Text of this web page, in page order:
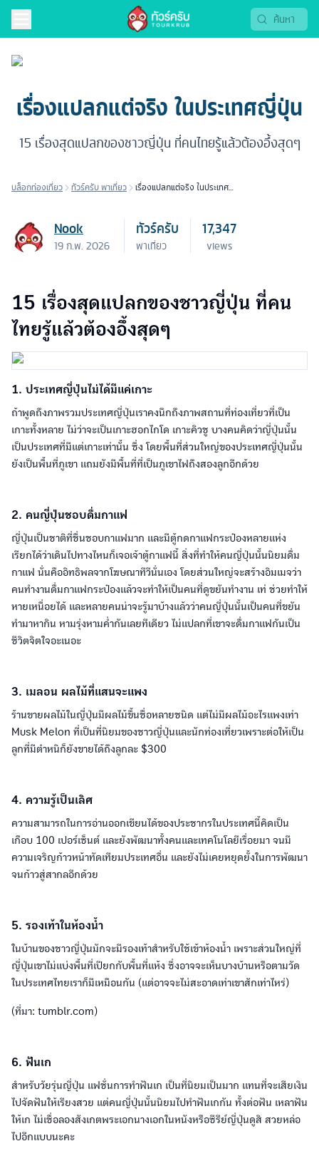
เรื่องแปลกแต่จริง ในประเทศญี่ปุ่น
15 เรื่องสุดแปลกของชาวญี่ปุ่น ที่คนไทยรู้แล้วต้องอึ้งสุดๆ
บล็อกท่องเที่ยว ทัวร์ครับ พาเที่ยว
เรื่องแปลกแต่จริง ในประเทศ
Nook
19 ก.พ. 2026
ทัวร์ครับ
พาเที่ยว
17,347
views
15 เรื่องสุดแปลกของชาวญี่ปุ่น ที่คน
ไทยรู้แล้วต้องอึ้งสุดๆ
1. ประเทศญี่ปุ่นไม่ได้มีแค่เกาะ
ถ้าพูดถึงภาพรวมประเทศญี่ปุ่นเราคงนึกถึงภาพสถานที่ท่องเที่ยวที่เป็น
เกาะทั้งหลาย ไม่ว่าจะเป็นเกาะฮอกไกโด เกาะคิวชู บางคนคิดว่าญี่ปุ่นนั้น
เป็นประเทศที่มีแต่เกาะเท่านั้น ซึ่ง โดยพื้นที่ส่วนใหญ่ของประเทศญี่ปุ่นนั้น
ยังเป็นพื้นที่ภูเขา แถมยังมีพื้นที่ที่เป็นภูเขาไฟถึงสองลูกอีกด้วย
2. คนญี่ปุ่นชอบดื่มกาแฟ
ญี่ปุ่นเป็นชาติที่ชื่นชอบกาแฟมาก และมีตู้กดกาแฟกระป๋องหลายแห่ง
เรียกได้ว่าเดินไปทางไหนก็เจอเจ้าตู้กาแฟนี้ สิ่งที่ทำให้คนญี่ปุ่นนั้นนิยมดื่ม
กาแฟ นั่นคืออิทธิพลจากโฆษณาทีวีนั่นเอง โดยส่วนใหญ่จะสร้างอิมเมจว่า
คนทำงานดื่มกาแฟกระป๋องแล้วจะทำให้เป็นคนที่ดูขยันทำงาน เท่ ช่วยทำให้
หายเหนื่อยได้ และหลายคนน่าจะรู้มาบ้างแล้วว่าคนญี่ปุ่นนั้นเป็นคนที่ขยัน
ทำมาหากิน หามรุ่งหามค่ำกันเลยทีเดียว ไม่แปลกที่เขาจะดื่มกาแฟกันเป็น
ชีวิตจิตใจอะเนอะ
3. เมลอน ผลไม้ที่แสนจะแพง
ร้านขายผลไม้ในญี่ปุ่นมีผลไม้ขึ้นชื่อหลายชนิด แต่ไม่มีผลไม้อะไรแพงเท่า
Musk Melon ที่เป็นที่นิยมของชาวญี่ปุ่นและนักท่องเที่ยวเพราะต่อให้เป็น
ลูกที่มีตำหนิก็ยังขายได้ถึงลูกละ $300
4. ความรู้เป็นเลิศ
ความสามารถในการอ่านออกเขียนได้ของประชากรในประเทศนี้คิดเป็น
เกือบ 100 เปอร์เซ็นต์ และยังพัฒนาทั้งคนและเทคโนโลยีเรื่อยมา จนมี
ความเจริญก้าวหน้าทัดเทียมประเทศอื่น และยังไม่เคยหยุดยั้งในการพัฒนา
จนก้าวสู่สากลอีกด้วย
5. รองเท้าในห้องน้ำ
ในบ้านของชาวญี่ปุ่นมักจะมีรองเท้าสำหรับใช้เข้าห้องน้ำ เพราะส่วนใหญ่ที่
ญี่ปุ่นเขาไม่แบ่งพื้นที่เปียกกับพื้นที่แห้ง ซึ่งอาจจะเห็นบางบ้านหรือตามวัด
ในประเทศไทยเราก็มีเหมือนกัน (แต่อาจจะไม่สะอาดเท่าเขาสักเท่าไหร่)
(ที่มา: tumblr.com)
6. ฟันเก
สำหรับวัยรุ่นญี่ปุ่น แฟชั่นการทำฟันเก เป็นที่นิยมเป็นมาก แทนที่จะเสียเงิน
ไปจัดฟันให้เรียงสวย แต่คนญี่ปุ่นนั้นนิยมไปทำฟันเกกัน ทั้งต่อฟัน เหลาฟัน
ให้เก ไม่เชื่อลองสังเกตพระเอกนางเอกในหนังหรือซีรีย์ญี่ปุ่นดูสิ สวยหล่อ
ไปอีกแบบนะคะ